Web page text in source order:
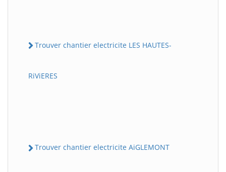
Trouver chantier electricite LES HAUTES-
RiViERES
Trouver chantier electricite AiGLEMONT